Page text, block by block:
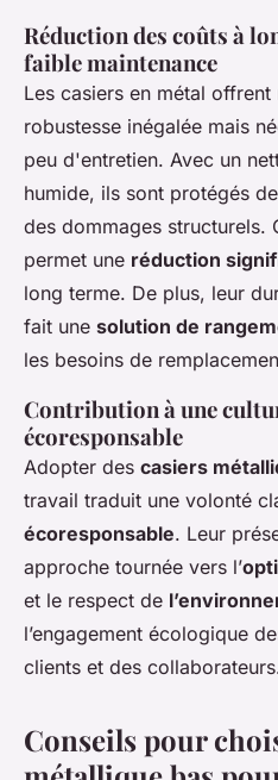
Réduction des coûts à
faible maintenance
Les casiers en métal offrent
robustesse inégalée mais
peu d'entretien. Avec un
humide, ils sont protégés
des dommages structurels.
permet une réduction
long terme. De plus, leur
fait une solution de
les besoins de
Contribution à une
écoresponsable
Adopter des casiers
travail traduit une volonté
écoresponsable. Leur
approche tournée vers l’
et le respect de
l’engagement écologique
clients et des
Conseils pour